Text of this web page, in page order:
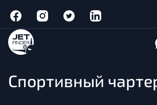
Спортивный